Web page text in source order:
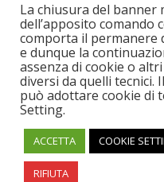
Scopri,
esperienze
fuori dal
vivere
Copyright 2021 –
La chiusura del banner
dell’apposito comando
comporta il permanere
e dunque la
assenza di cookie o
diversi da quelli tecnici.
può adottare cookie di
Setting.
ACCETTA COOKIE
RIFIUTA